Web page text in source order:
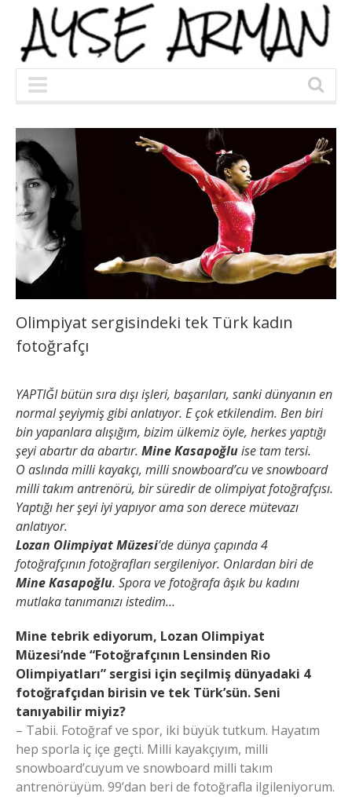
Olimpiyat sergisindeki tek Türk kadın
fotoğrafçı
YAPTIĞI bütün sıra dışı işleri, başarıları, sanki dünyanın en
normal şeyiymiş gibi anlatıyor. E çok etkilendim. Ben biri
bin yapanlara alışığım, bizim ülkemiz öyle, herkes yaptığı
şeyi abartır da abartır. Mine Kasapoğluise tam tersi.
O aslında milli kayakçı, milli snowboard’cu ve snowboard
milli takım antrenörü, bir süredir de olimpiyat fotoğrafçısı.
Yaptığı her şeyi iyi yapıyor ama son derece mütevazı
anlatıyor.
Lozan Olimpiyat Müzesi’de dünya çapında 4
fotoğrafçının fotoğrafları sergileniyor. Onlardan biri de
Mine Kasapoğlu. Spora ve fotoğrafa âşık bu kadını
mutlaka tanımanızı istedim…
Mine tebrik ediyorum, Lozan Olimpiyat
Müzesi’nde “Fotoğrafçının Lensinden Rio
Olimpiyatları” sergisi için seçilmiş dünyadaki 4
fotoğrafçıdan birisin ve tek Türk’sün. Seni
tanıyabilir miyiz?
– Tabii. Fotoğraf ve spor, iki büyük tutkum. Hayatım
hep sporla iç içe geçti. Milli kayakçıyım, milli
snowboard’cuyum ve snowboard milli takım
antrenörüyüm. 99’dan beri de fotoğrafla ilgileniyorum.